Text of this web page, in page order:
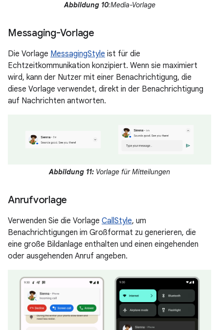
Abbildung 10:Media-Vorlage
Messaging-Vorlage
Die Vorlage MessagingStyle ist für die
Echtzeitkommunikation konzipiert. Wenn sie maximiert
wird, kann der Nutzer mit einer Benachrichtigung, die
diese Vorlage verwendet, direkt in der Benachrichtigung
auf Nachrichten antworten.
Abbildung 11: Vorlage für Mitteilungen
Anrufvorlage
Verwenden Sie die Vorlage CallStyle, um
Benachrichtigungen im Großformat zu generieren, die
eine große Bildanlage enthalten und einen eingehenden
oder ausgehenden Anruf angeben.